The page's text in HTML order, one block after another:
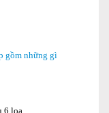
gồm những gì